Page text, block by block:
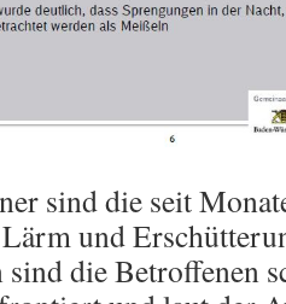
sind die seit
und
sind die Betroffenen